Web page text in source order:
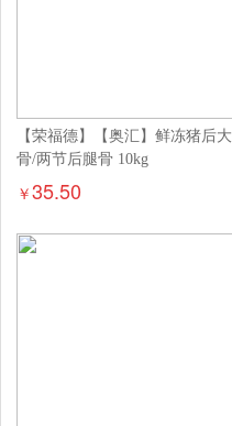
【荣福德】【奥汇】鲜冻猪后大
骨/两节后腿骨 10kg
￥35.50